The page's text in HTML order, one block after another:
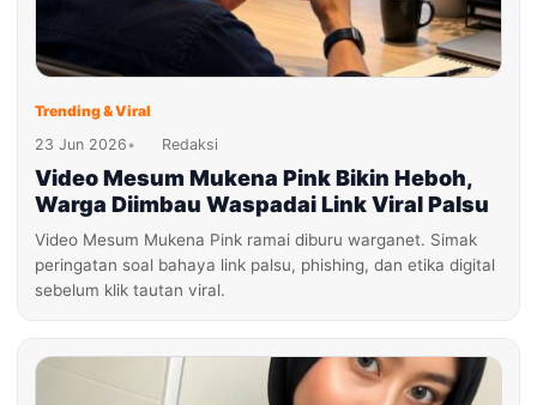
Trending & Viral
23 Jun 2026• Redaksi
Video Mesum Mukena Pink Bikin Heboh,
Warga Diimbau Waspadai Link Viral Palsu
Video Mesum Mukena Pink ramai diburu warganet. Simak
peringatan soal bahaya link palsu, phishing, dan etika digital
sebelum klik tautan viral.